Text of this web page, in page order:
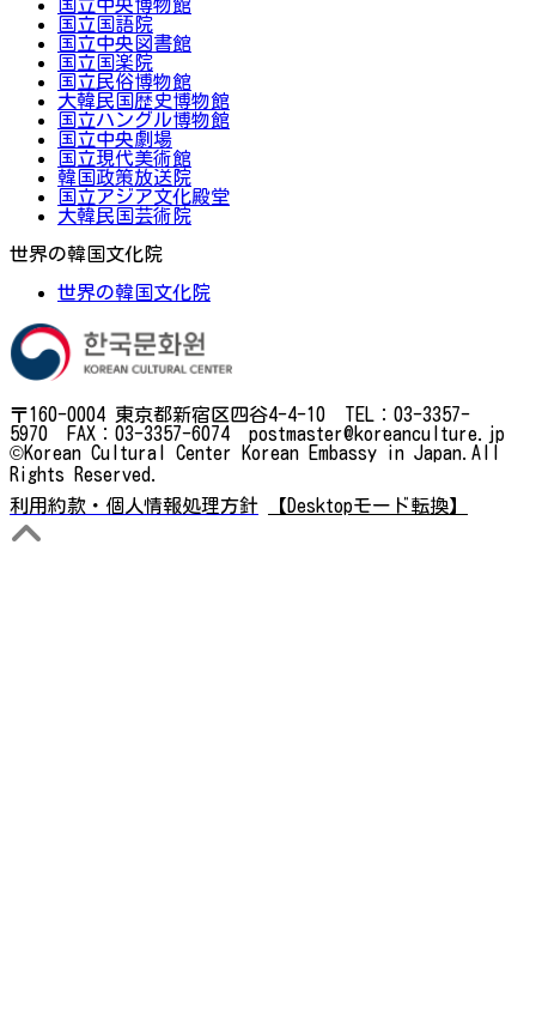
国立中央博物館
国立国語院
国立中央図書館
国立国楽院
国立民俗博物館
大韓民国歴史博物館
国立ハングル博物館
国立中央劇場
国立現代美術館
韓国政策放送院
国立アジア文化殿堂
大韓民国芸術院
世界の韓国文化院
世界の韓国文化院
〒160-0004 東京都新宿区四谷4-4-10 TEL：03-3357-
5970 FAX：03-3357-6074 postmaster@koreanculture.jp
©Korean Cultural Center Korean Embassy in Japan.All
Rights Reserved.
利用約款・個人情報処理方針
【Desktopモード転換】